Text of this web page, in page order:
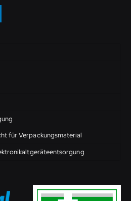
für Verpackungsmaterial